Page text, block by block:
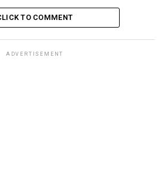
TO COMMENT
ADVERTISEMENT